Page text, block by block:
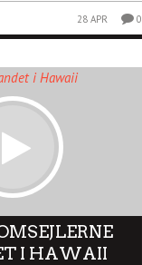
28 APR 0
I HAWAII